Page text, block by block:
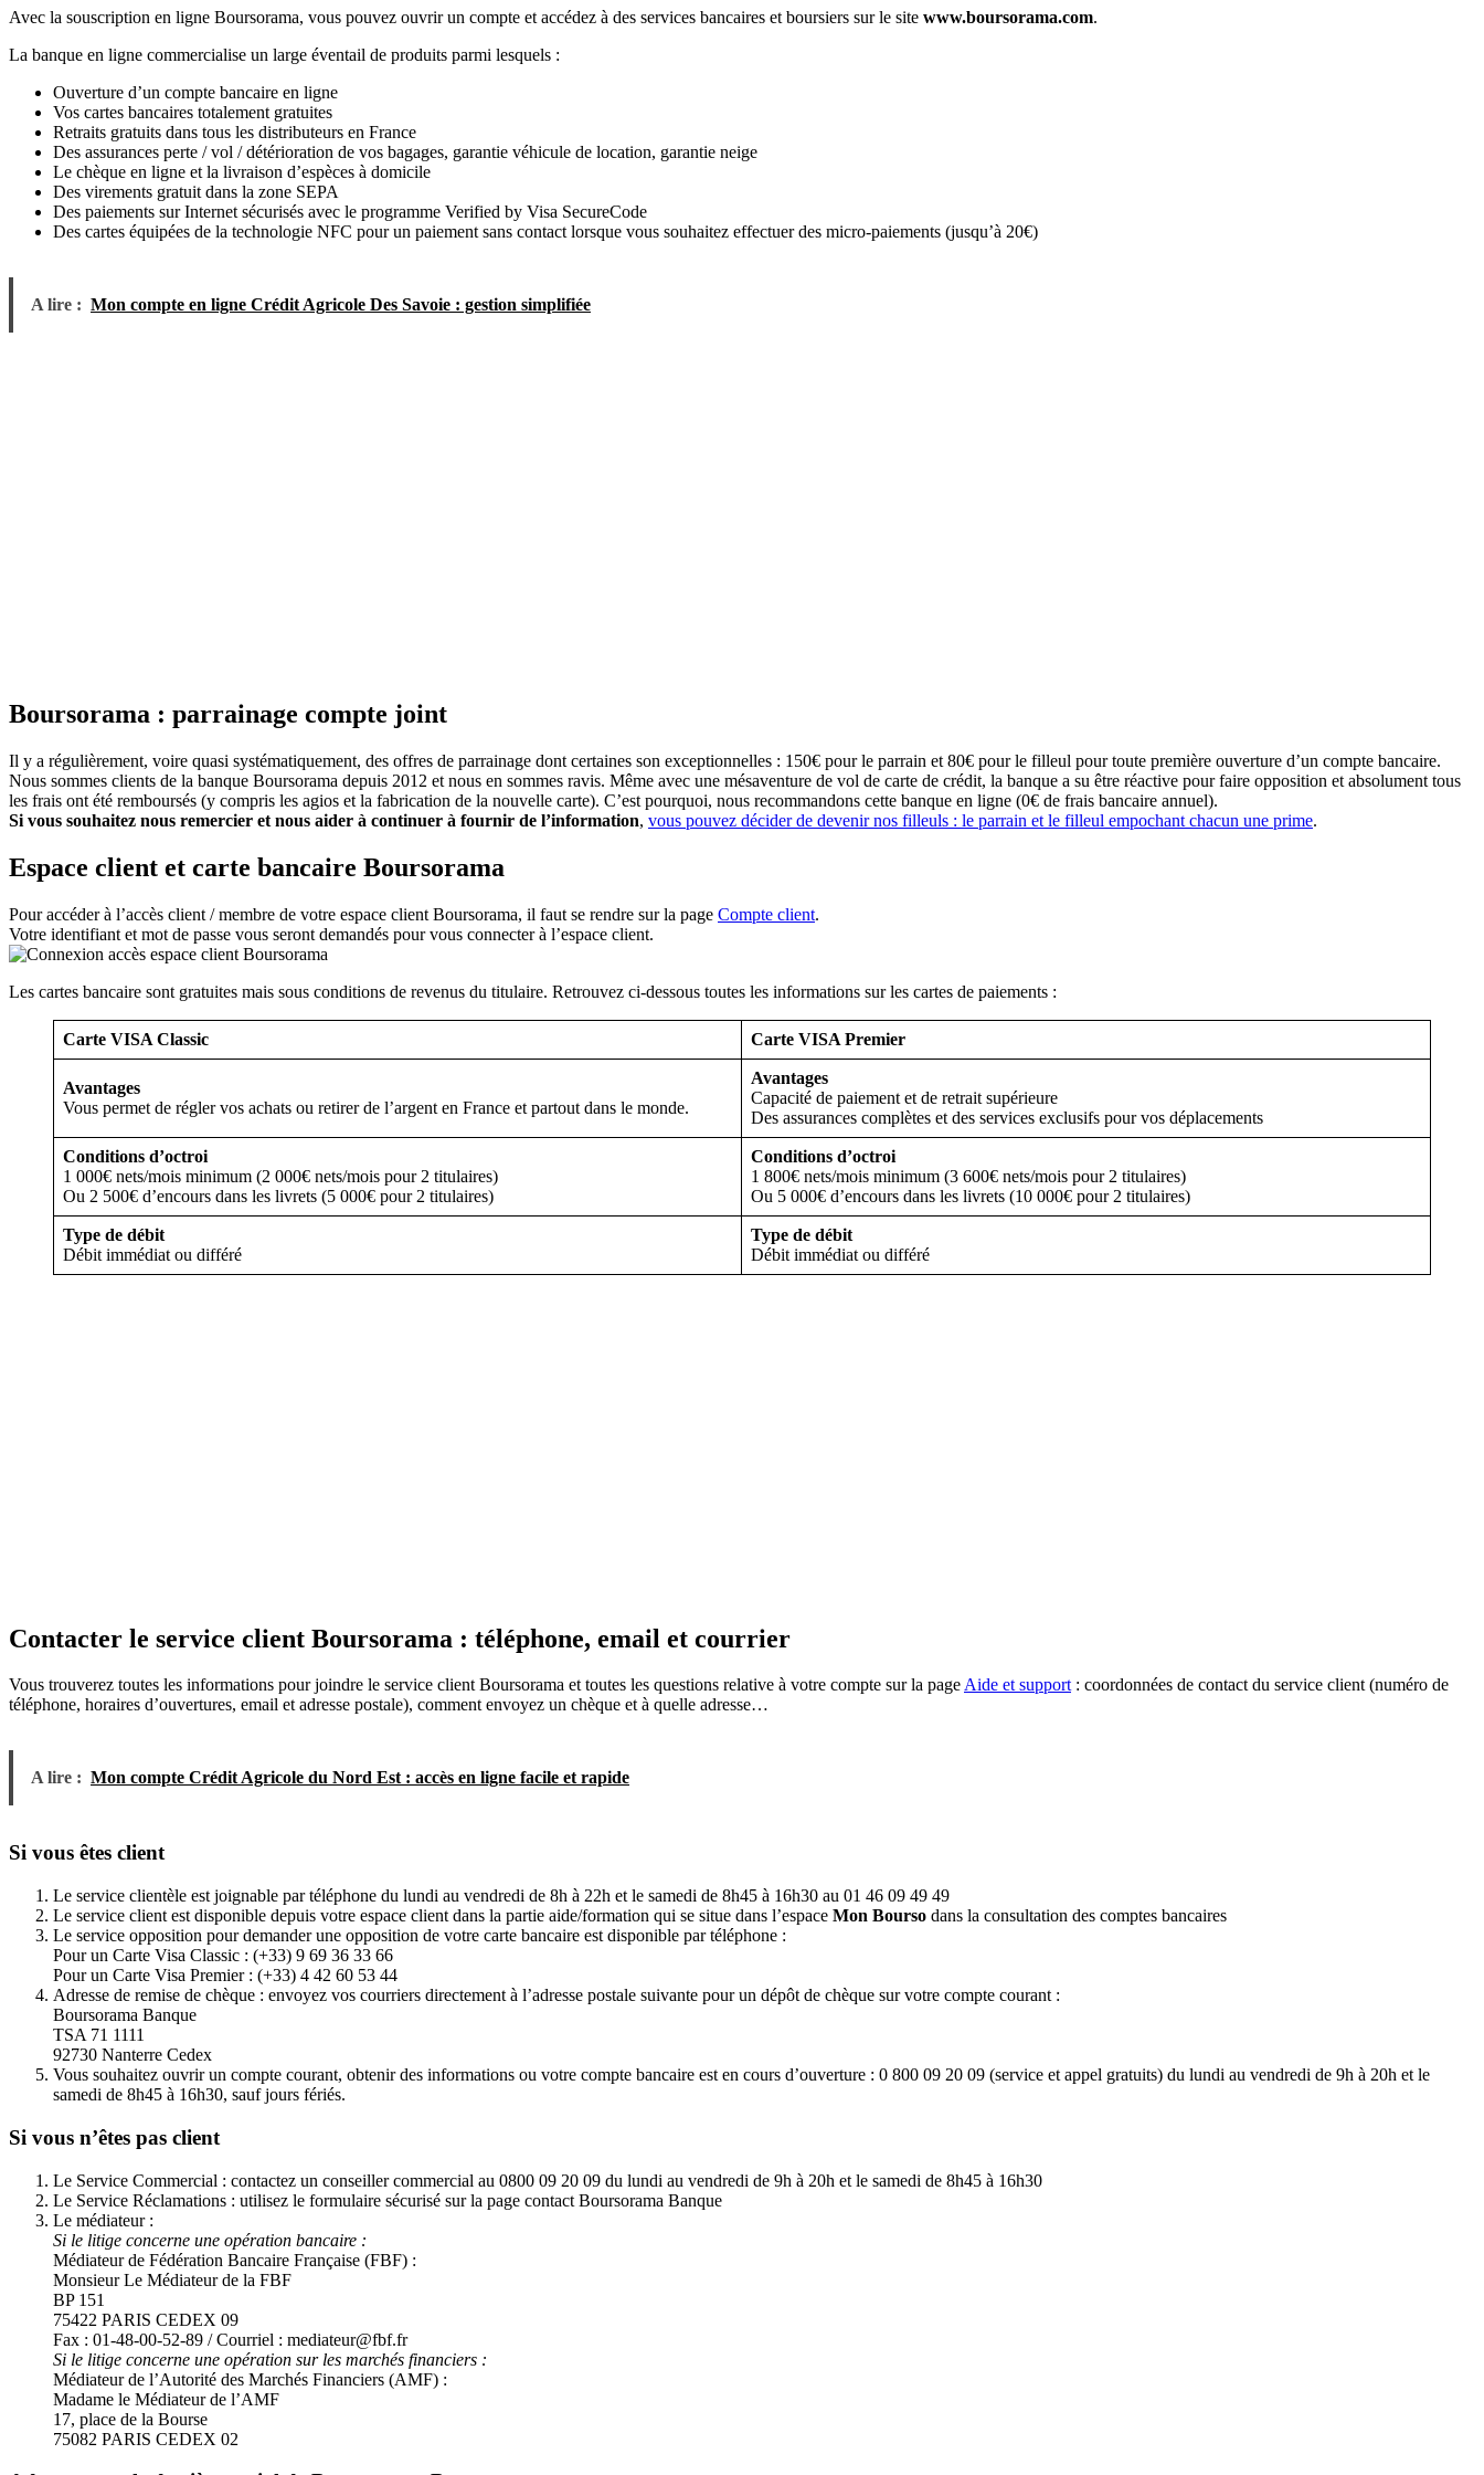
Avec la souscription en ligne Boursorama, vous pouvez ouvrir un compte et accédez à des services bancaires et boursiers sur le site www.boursorama.com.
La banque en ligne commercialise un large éventail de produits parmi lesquels :
Ouverture d’un compte bancaire en ligne
Vos cartes bancaires totalement gratuites
Retraits gratuits dans tous les distributeurs en France
Des assurances perte / vol / détérioration de vos bagages, garantie véhicule de location, garantie neige
Le chèque en ligne et la livraison d’espèces à domicile
Des virements gratuit dans la zone SEPA
Des paiements sur Internet sécurisés avec le programme Verified by Visa SecureCode
Des cartes équipées de la technologie NFC pour un paiement sans contact lorsque vous souhaitez effectuer des micro-paiements (jusqu’à 20€)
A lire : Mon compte en ligne Crédit Agricole Des Savoie : gestion simplifiée
Boursorama : parrainage compte joint
Il y a régulièrement, voire quasi systématiquement, des offres de parrainage dont certaines son exceptionnelles : 150€ pour le parrain et 80€ pour le filleul pour toute première ouverture d’un compte bancaire.
Nous sommes clients de la banque Boursorama depuis 2012 et nous en sommes ravis. Même avec une mésaventure de vol de carte de crédit, la banque a su être réactive pour faire opposition et absolument tous
les frais ont été remboursés (y compris les agios et la fabrication de la nouvelle carte). C’est pourquoi, nous recommandons cette banque en ligne (0€ de frais bancaire annuel).
Si vous souhaitez nous remercier et nous aider à continuer à fournir de l’information, vous pouvez décider de devenir nos filleuls : le parrain et le filleul empochant chacun une prime.
Espace client et carte bancaire Boursorama
Pour accéder à l’accès client / membre de votre espace client Boursorama, il faut se rendre sur la page Compte client.
Votre identifiant et mot de passe vous seront demandés pour vous connecter à l’espace client.
Les cartes bancaire sont gratuites mais sous conditions de revenus du titulaire. Retrouvez ci-dessous toutes les informations sur les cartes de paiements :
Carte VISA Classic Carte VISA Premier
Avantages
Vous permet de régler vos achats ou retirer de l’argent en France et partout dans le monde.
Avantages
Capacité de paiement et de retrait supérieure
Des assurances complètes et des services exclusifs pour vos déplacements
Conditions d’octroi
1 000€ nets/mois minimum (2 000€ nets/mois pour 2 titulaires)
Ou 2 500€ d’encours dans les livrets (5 000€ pour 2 titulaires)
Conditions d’octroi
1 800€ nets/mois minimum (3 600€ nets/mois pour 2 titulaires)
Ou 5 000€ d’encours dans les livrets (10 000€ pour 2 titulaires)
Type de débit
Débit immédiat ou différé
Type de débit
Débit immédiat ou différé
Contacter le service client Boursorama : téléphone, email et courrier
Vous trouverez toutes les informations pour joindre le service client Boursorama et toutes les questions relative à votre compte sur la pageAide et support: coordonnées de contact du service client (numéro de
téléphone, horaires d’ouvertures, email et adresse postale), comment envoyez un chèque et à quelle adresse…
A lire : Mon compte Crédit Agricole du Nord Est : accès en ligne facile et rapide
Si vous êtes client
Le service clientèle est joignable par téléphone du lundi au vendredi de 8h à 22h et le samedi de 8h45 à 16h30 au 01 46 09 49 49
Le service client est disponible depuis votre espace client dans la partie aide/formation qui se situe dans l’espace Mon Bourso dans la consultation des comptes bancaires
Le service opposition pour demander une opposition de votre carte bancaire est disponible par téléphone :
Pour un Carte Visa Classic : (+33) 9 69 36 33 66
Pour un Carte Visa Premier : (+33) 4 42 60 53 44
Adresse de remise de chèque : envoyez vos courriers directement à l’adresse postale suivante pour un dépôt de chèque sur votre compte courant :
Boursorama Banque
TSA 71 1111
92730 Nanterre Cedex
Vous souhaitez ouvrir un compte courant, obtenir des informations ou votre compte bancaire est en cours d’ouverture : 0 800 09 20 09 (service et appel gratuits) du lundi au vendredi de 9h à 20h et le
samedi de 8h45 à 16h30, sauf jours fériés.
Si vous n’êtes pas client
Le Service Commercial : contactez un conseiller commercial au 0800 09 20 09 du lundi au vendredi de 9h à 20h et le samedi de 8h45 à 16h30
Le Service Réclamations : utilisez le formulaire sécurisé sur la page contact Boursorama Banque
Le médiateur :
Si le litige concerne une opération bancaire :
Médiateur de Fédération Bancaire Française (FBF) :
Monsieur Le Médiateur de la FBF
BP 151
75422 PARIS CEDEX 09
Fax : 01-48-00-52-89 / Courriel : mediateur@fbf.fr
Si le litige concerne une opération sur les marchés financiers :
Médiateur de l’Autorité des Marchés Financiers (AMF) :
Madame le Médiateur de l’AMF
17, place de la Bourse
75082 PARIS CEDEX 02